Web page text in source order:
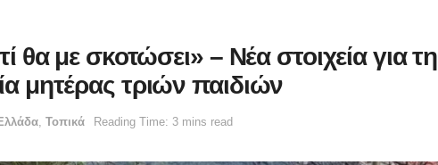
θα με σκοτώσει» – Νέα στοιχεία για τη
μητέρας τριών παιδιών
Ελλάδα, Τοπικά Reading Time: 3 mins read